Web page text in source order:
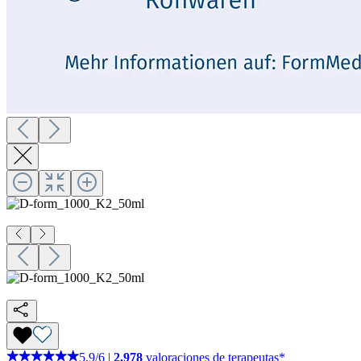
5,9/6 2.978 valoraciones de terapeutas*